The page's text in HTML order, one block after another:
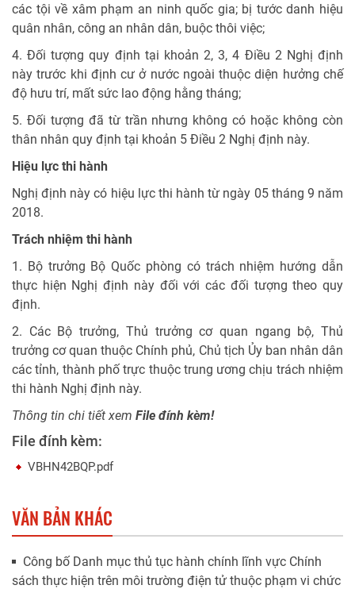
các tội về xâm phạm an ninh quốc gia; bị tước danh hiệu
quân nhân, công an nhân dân, buộc thôi việc;
4. Đối tượng quy định tại khoản 2, 3, 4 Điều 2 Nghị định
này trước khi định cư ở nước ngoài thuộc diện hưởng chế
độ hưu trí, mất sức lao động hằng tháng;
5. Đối tượng đã từ trần nhưng không có hoặc không còn
thân nhân quy định tại khoản 5 Điều 2 Nghị định này.
Hiệu lực thi hành
Nghị định này có hiệu lực thi hành từ ngày 05 tháng 9 năm
2018.
Trách nhiệm thi hành
1. Bộ trưởng Bộ Quốc phòng có trách nhiệm hướng dẫn
thực hiện Nghị định này đối với các đối tượng theo quy
định.
2. Các Bộ trưởng, Thủ trưởng cơ quan ngang bộ, Thủ
trưởng cơ quan thuộc Chính phủ, Chủ tịch Ủy ban nhân dân
các tỉnh, thành phố trực thuộc trung ương chịu trách nhiệm
thi hành Nghị định này.
Thông tin chi tiết xem File đính kèm!
File đính kèm:
VBHN42BQP.pdf
VĂN BẢN KHÁC
Công bố Danh mục thủ tục hành chính lĩnh vực Chính
sách thực hiện trên môi trường điện tử thuộc phạm vi chức